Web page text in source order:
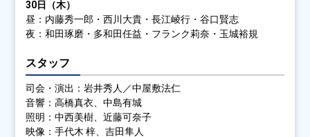
30日（木）
昼：内藤秀一郎・西川大貴・長江崚行・谷口賢志
夜：和田琢磨・多和田任益・フランク莉奈・玉城裕規
スタッフ
司会・演出：岩井秀人／中屋敷法仁
音響：高橋真衣、中島有城
照明：中西美樹、近藤可奈子
映像：手代木 梓、吉田隼人